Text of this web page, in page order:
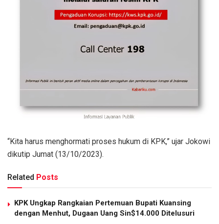
“Kita harus menghormati proses hukum di KPK,” ujar Jokowi
dikutip Jumat (13/10/2023).
Related Posts
KPK Ungkap Rangkaian Pertemuan Bupati Kuansing
dengan Menhut, Dugaan Uang Sin$14.000 Ditelusuri